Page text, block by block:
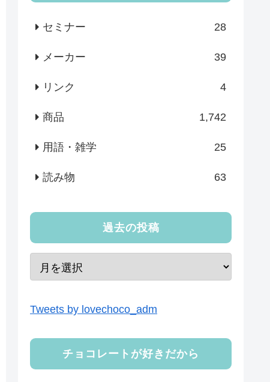
セミナー 28
メーカー 39
リンク 4
商品 1,742
用語・雑学 25
読み物 63
過去の投稿
Tweets by lovechoco_adm
チョコレートが好きだから